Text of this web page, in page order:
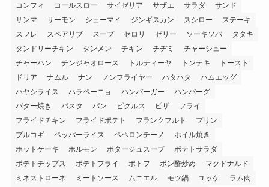
コンフィ
コールスロー サイゼリア サザエ サラダ
サンド
サンマ
サーモン シューマイ ジンギスカン スシロー
ステーキ
スフレ
スペアリブ スープ セロリ ゼリー ソーキソバ
タタキ
タンドリーチキン
タンメン チキン チヂミ
チャーシュー
チャーハン
チンジャオロース トルティーヤ トンテキ
トースト
ドリア
ナムル ナン ノンフライヤー ハタハタ
ハムエッグ
ハヤシライス
ハラペーニョ ハンバーガー
ハンバーグ
バター焼き
パスタ パン ピクルス ピザ
フライ
フライドチキン
フライドポテト フランクフルト
プリン
プルコギ
ペッパーライス ペペロンチーノ
ホイル焼き
ホットケーキ
ホルモン ポタージュスープ
ポテトサラダ
ポテトチップス
ポテトフライ ポトフ ポン酢炒め
マクドナルド
ミネストローネ
ミートソース ムニエル モツ鍋 ユッケ
ラム肉